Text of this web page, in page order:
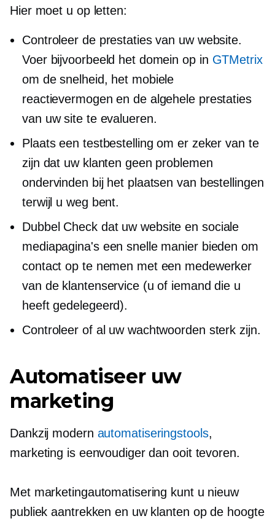
Hier moet u op letten:
Controleer de prestaties van uw website.
Voer bijvoorbeeld het domein op in GTMetrix
om de snelheid, het mobiele
reactievermogen en de algehele prestaties
van uw site te evalueren.
Plaats een testbestelling om er zeker van te
zijn dat uw klanten geen problemen
ondervinden bij het plaatsen van bestellingen
terwijl u weg bent.
Dubbel Checkdat uw website en sociale
mediapagina's een snelle manier bieden om
contact op te nemen met een medewerker
van de klantenservice (u of iemand die u
heeft gedelegeerd).
Controleer of al uw wachtwoorden sterk zijn.
Automatiseer uw
marketing
Dankzij modern automatiseringstools,
marketing is eenvoudiger dan ooit tevoren.
Met marketingautomatisering kunt u nieuw
publiek aantrekken en uw klanten op de hoogte